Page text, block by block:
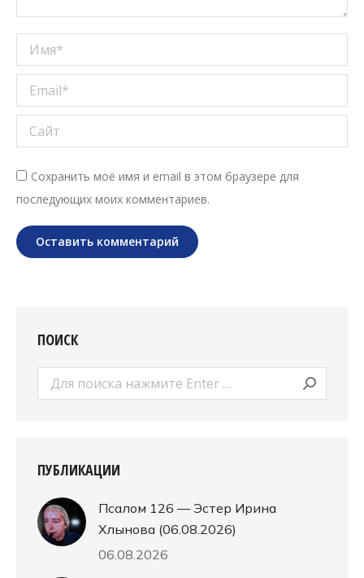
Имя *
Email *
Сайт
Сохранить моё имя и email в этом браузере для
последующих моих комментариев.
Оставить комментарий
ПОИСК
Поиск:
ПУБЛИКАЦИИ
Псалом 126 — Эстер Ирина
Хлынова (06.08.2026)
06.08.2026